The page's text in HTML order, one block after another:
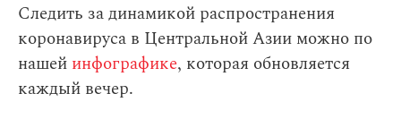
Следить за динамикой распространения
коронавируса в Центральной Азии можно по
нашей инфографике, которая обновляется
каждый вечер.